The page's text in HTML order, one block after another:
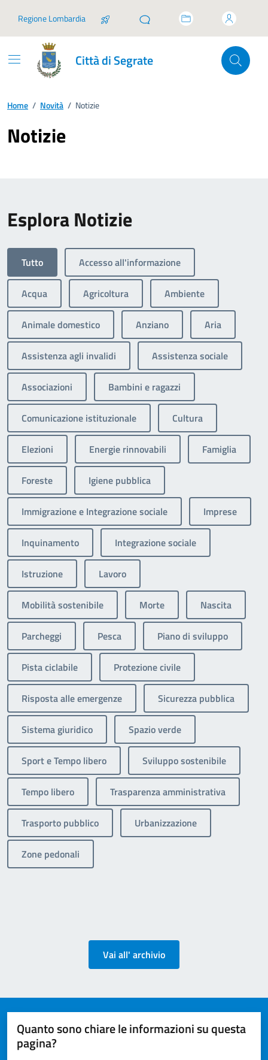
Regione Lombardia
Città di Segrate
Home / Novità / Notizie
Notizie
Esplora Notizie
Tutto Accesso all'informazione
Acqua Agricoltura Ambiente
Animale domestico Anziano Aria
Assistenza agli invalidi Assistenza sociale
Associazioni Bambini e ragazzi
Comunicazione istituzionale Cultura
Elezioni Energie rinnovabili Famiglia
Foreste Igiene pubblica
Immigrazione e Integrazione sociale Imprese
Inquinamento Integrazione sociale
Istruzione Lavoro
Mobilità sostenibile Morte Nascita
Parcheggi Pesca Piano di sviluppo
Pista ciclabile Protezione civile
Risposta alle emergenze Sicurezza pubblica
Sistema giuridico Spazio verde
Sport e Tempo libero Sviluppo sostenibile
Tempo libero Trasparenza amministrativa
Trasporto pubblico Urbanizzazione
Zone pedonali
Vai all' archivio
Quanto sono chiare le informazioni su questa
pagina?